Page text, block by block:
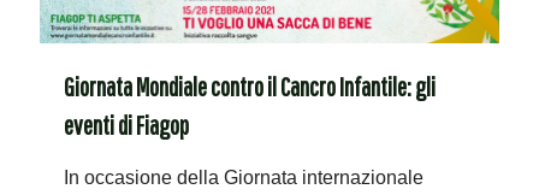
Giornata Mondiale contro il Cancro Infantile: gli
eventi di Fiagop
In occasione della Giornata internazionale